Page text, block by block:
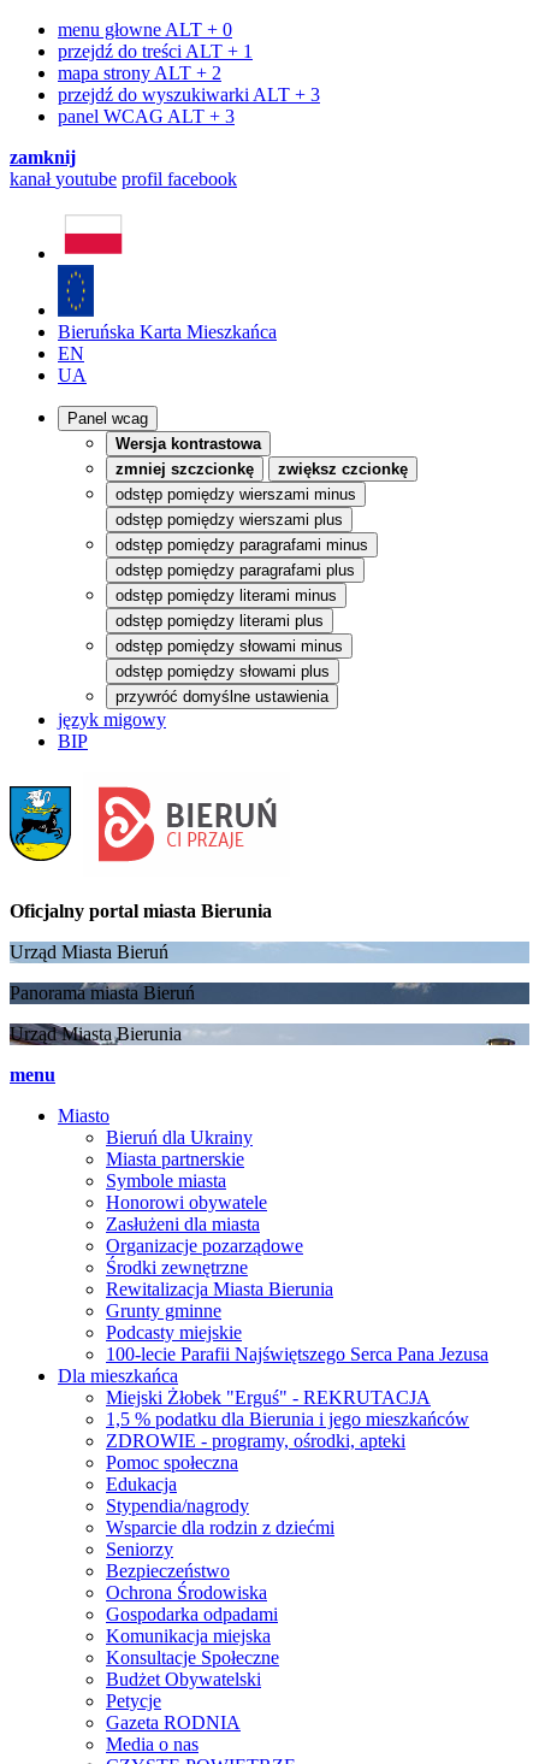
menu głowne ALT + 0
przejdź do treści ALT + 1
mapa strony ALT + 2
przejdź do wyszukiwarki ALT + 3
panel WCAG ALT + 3
zamknij
kanałyoutube profil facebook
Bieruńska Karta Mieszkańca
EN
UA
Panel wcag
Wersja kontrastowa
zmniej szczcionkę
zwiększ czcionkę
odstęp pomiędzy wierszami minus
odstęp pomiędzy wierszami plus
odstęp pomiędzy paragrafami minus
odstęp pomiędzy paragrafami plus
odstęp pomiędzy literami minus
odstęp pomiędzy literami plus
odstęp pomiędzy słowami minus
odstęp pomiędzy słowami plus
przywróć domyślne ustawienia
język migowy
BIP
Oficjalny portal miasta Bierunia
Urząd Miasta Bieruń
Panorama miasta Bieruń
Urząd Miasta Bierunia
menu
Miasto
Bieruń dla Ukrainy
Miasta partnerskie
Symbole miasta
Honorowi obywatele
Zasłużeni dla miasta
Organizacje pozarządowe
Środki zewnętrzne
Rewitalizacja Miasta Bierunia
Grunty gminne
Podcasty miejskie
100-lecie Parafii Najświętszego Serca Pana Jezusa
Dla mieszkańca
Miejski Żłobek "Erguś" - REKRUTACJA
1,5 % podatku dla Bierunia i jego mieszkańców
ZDROWIE - programy, ośrodki, apteki
Pomoc społeczna
Edukacja
Stypendia/nagrody
Wsparcie dla rodzin z dziećmi
Seniorzy
Bezpieczeństwo
Ochrona Środowiska
Gospodarka odpadami
Komunikacja miejska
Konsultacje Społeczne
Budżet Obywatelski
Petycje
Gazeta RODNIA
Media o nas